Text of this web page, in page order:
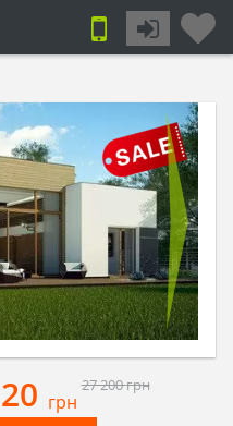
грн
27 200грн